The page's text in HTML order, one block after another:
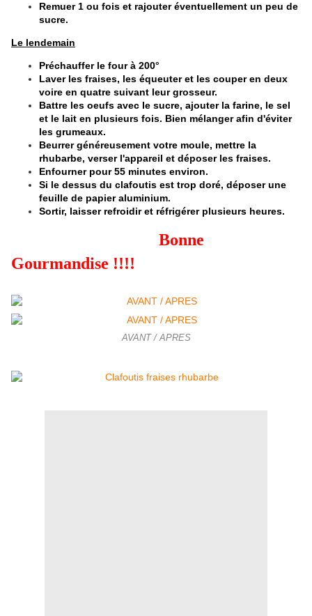
Remuer 1 ou fois et rajouter éventuellement un peu de
sucre.
Le lendemain
Préchauffer le four à 200°
Laver les fraises, les équeuter et les couper en deux
voire en quatre suivant leur grosseur.
Battre les oeufs avec le sucre, ajouter la farine, le sel
et le lait en plusieurs fois. Bien mélanger afin d'éviter
les grumeaux.
Beurrer généreusement votre moule, mettre la
rhubarbe, verser l'appareil et déposer les fraises.
Enfourner pour 55 minutes environ.
Si le dessus du clafoutis est trop doré, déposer une
feuille de papier aluminium.
Sortir, laisser refroidir et réfrigérer plusieurs heures.
Bonne
Gourmandise !!!!
AVANT / APRES